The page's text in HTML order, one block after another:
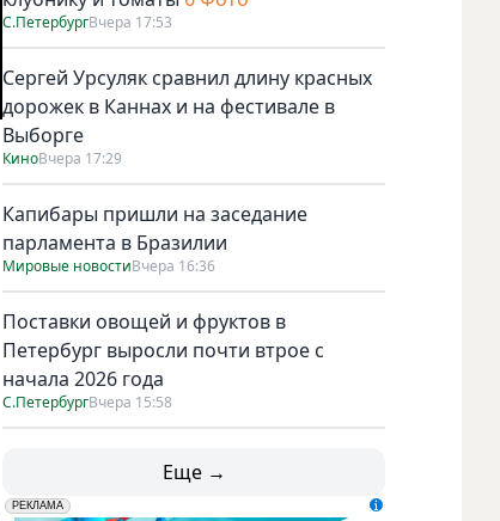
С.ПетербургВчера 17:53
Сергей Урсуляк сравнил длину красных
дорожек в Каннах и на фестивале в
Выборге
КиноВчера 17:29
Капибары пришли на заседание
парламента в Бразилии
Мировые новостиВчера 16:36
Поставки овощей и фруктов в
Петербург выросли почти втрое с
начала 2026 года
С.ПетербургВчера 15:58
Еще →
erid: LdtCK5udn
РЕКЛАМА
АО "ГАТР", ИНН: 7841320717